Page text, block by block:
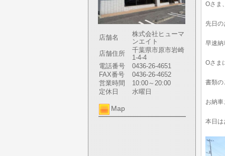
店舗名
株式会社ヒューマ
ンエイト
店舗住所
千葉県市原市岩崎
1-4-4
電話番号
0436-26-4651
FAX番号
0436-26-4652
営業時間
10:00～20:00
定休日
水曜日
Map
Oさま
先日の
早速納
Oさま
書類の
お納車
本日は